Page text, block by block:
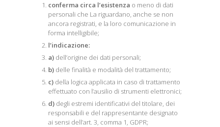
conferma circa l’esistenza o meno di dati
personali che La riguardano, anche se non
ancora registrati, e la loro comunicazione in
forma intelligibile;
l’indicazione:
a) dell’origine dei dati personali;
b) delle finalità e modalità del trattamento;
c) della logica applicata in caso di trattamento
effettuato con l’ausilio di strumenti elettronici;
d) degli estremi identificativi del titolare, dei
responsabili e del rappresentante designato
ai sensi dell’art. 3, comma 1, GDPR;